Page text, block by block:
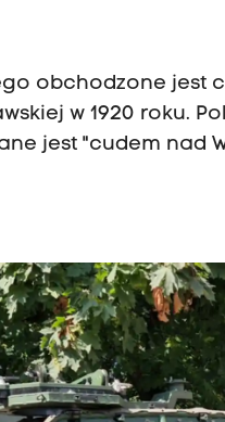
obchodzone jest
w 1920 roku.
jest "cudem nad